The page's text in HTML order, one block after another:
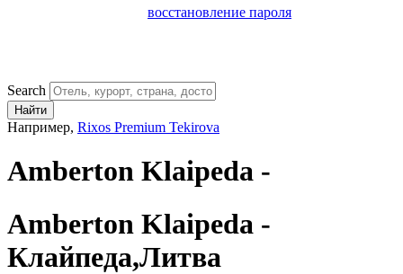
восстановление пароля
Search
Найти
Например, Rixos Premium Tekirova
Amberton Klaipeda -
Amberton Klaipeda -
Клайпеда,Литва